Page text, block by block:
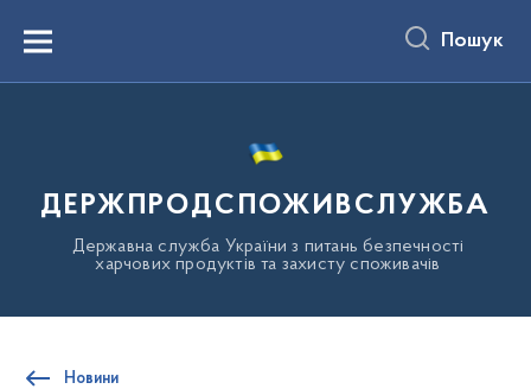
вмістуMenu Пошук
ДЕРЖПРОДСПОЖИВСЛУЖБА
Державна служба України з питань безпечності
харчових продуктів та захисту споживачів
Новини